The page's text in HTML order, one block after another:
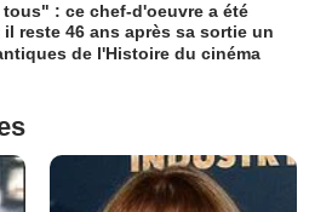
: ce chef-d'oeuvre a été
reste 46 ans après sa sortie un
de l'Histoire du cinéma